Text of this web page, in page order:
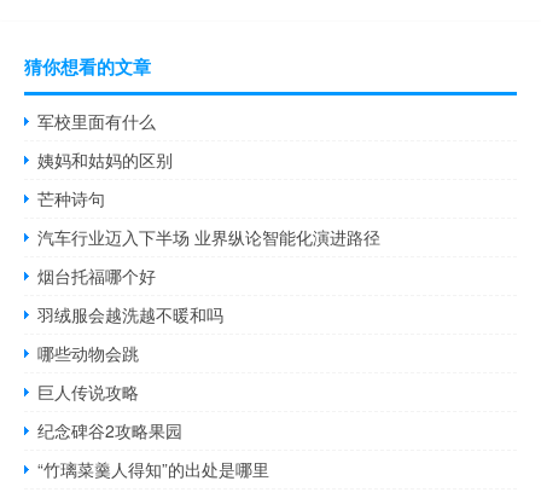
猜你想看的文章
军校里面有什么
姨妈和姑妈的区别
芒种诗句
汽车行业迈入下半场 业界纵论智能化演进路径
烟台托福哪个好
羽绒服会越洗越不暖和吗
哪些动物会跳
巨人传说攻略
纪念碑谷2攻略果园
“竹璃菜羹人得知”的出处是哪里